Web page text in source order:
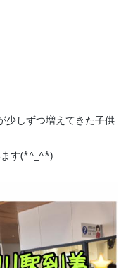
少しずつ増えてきた子供
ます(*^_^*)